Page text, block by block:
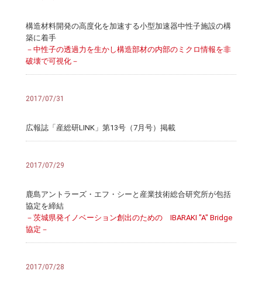
構造材料開発の高度化を加速する小型加速器中性子施設の構
築に着手
－中性子の透過力を生かし構造部材の内部のミクロ情報を非
破壊で可視化－
2017/07/31
広報誌「産総研LINK」第13号（7月号）掲載
2017/07/29
鹿島アントラーズ・エフ・シーと産業技術総合研究所が包括
協定を締結
－茨城県発イノベーション創出のための IBARAKI "A" Bridge
協定－
2017/07/28